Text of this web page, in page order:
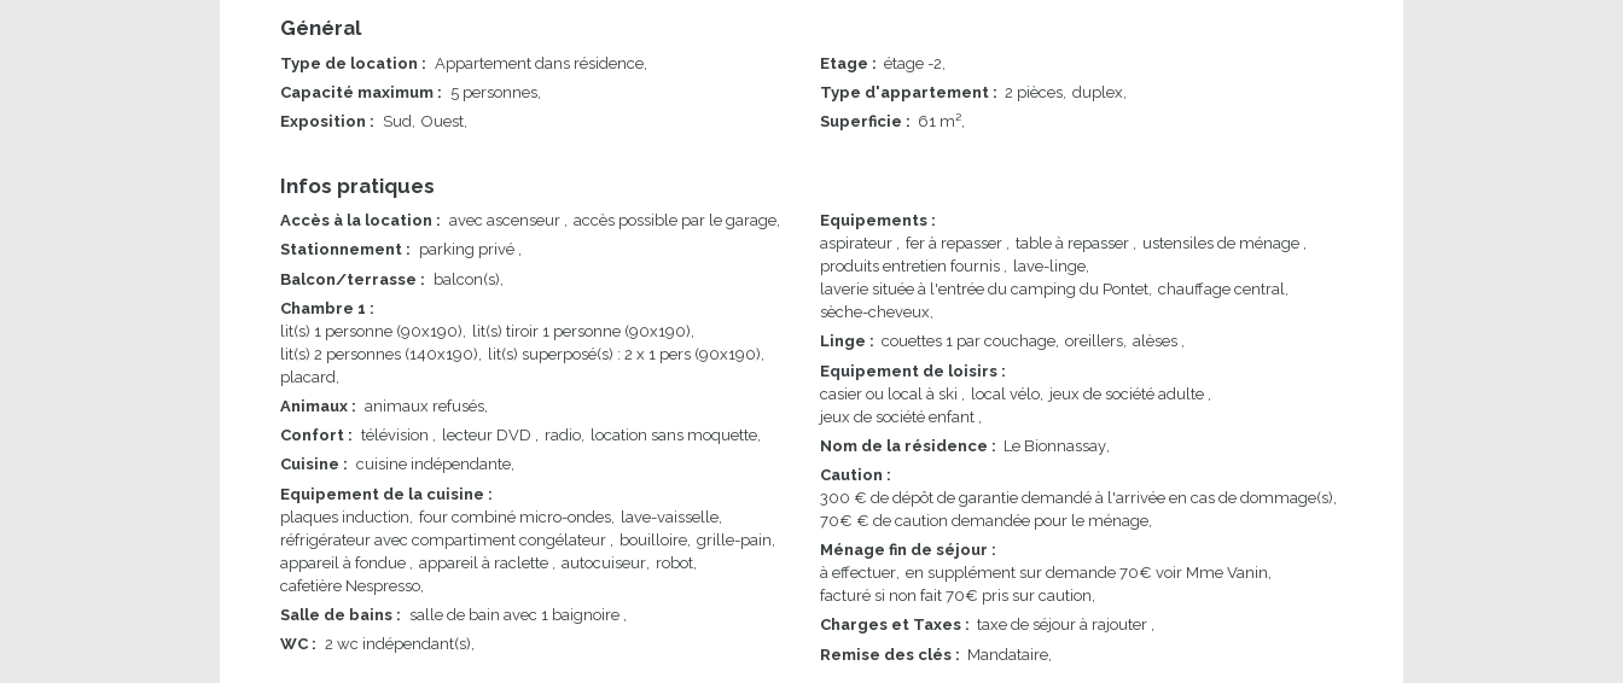
Général
Type de location : Appartement dans résidence
Capacité maximum : 5 personnes
Exposition : Sud Ouest
Etage : étage -2
Type d'appartement : 2 pièces duplex
Superficie : 61 m²
Infos pratiques
Accès à la location : avec ascenseur
accès possible par le garage
Stationnement : parking privé
Balcon/terrasse : balcon(s)
Chambre 1 :
lit(s) 1 personne (90x190)
lit(s) tiroir 1 personne (90x190)
lit(s) 2 personnes (140x190)
lit(s) superposé(s) : 2 x 1 pers (90x190)
placard
Animaux : animaux refusés
Confort : télévision lecteur DVD radio
location sans moquette
Cuisine : cuisine indépendante
Equipement de la cuisine :
plaques induction four combiné micro-ondes lave-vaisselle
réfrigérateur avec compartiment congélateur
bouilloire grille-pain
appareil à fondue
appareil à raclette autocuiseur robot
cafetière Nespresso
Salle de bains : salle de bain avec 1 baignoire
WC : 2 wc indépendant(s)
Equipements :
aspirateur
fer à repasser table à repasser
ustensiles de ménage
produits entretien fournis
lave-linge
laverie située à l'entrée du camping du Pontet chauffage central
sèche-cheveux
Linge : couettes 1 par couchage oreillers alèses
Equipement de loisirs :
casier ou local à ski
local vélo
jeux de société adulte
jeux de société enfant
Nom de la résidence : Le Bionnassay
Caution :
300 € de dépôt de garantie demandé à l'arrivée en cas de dommage(s)
70€ € de caution demandée pour le ménage
Ménage fin de séjour :
à effectuer en supplément sur demande 70€ voir Mme Vanin
facturé si non fait 70€ pris sur caution
Charges et Taxes : taxe de séjour à rajouter
Remise des clés : Mandataire